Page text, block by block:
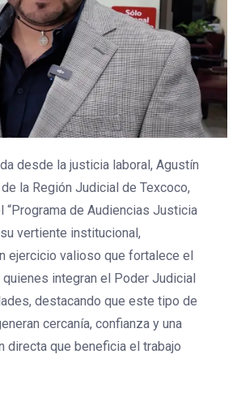
desde la justicia laboral, Agustín
la Región Judicial de Texcoco,
“Programa de Audiencias Justicia
su vertiente institucional,
ejercicio valioso que fortalece el
integran el Poder Judicial
destacando que este tipo de
cercanía, confianza y una
directa que beneficia el trabajo